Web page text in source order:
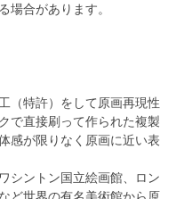
場合があります。
（特許）をして原画再現性
で直接刷って作られた複製
感が限りなく原画に近い表
シントン国立絵画館、ロン